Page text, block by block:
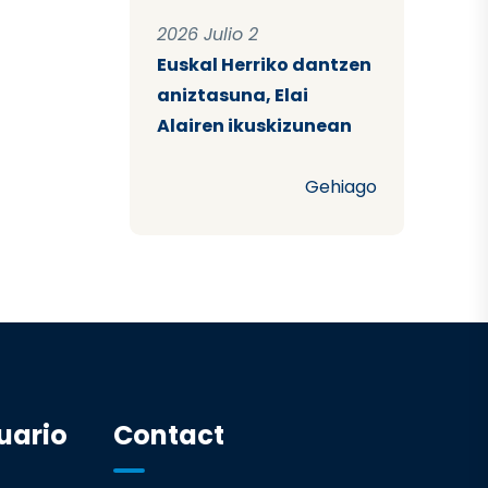
2026 Julio 2
Euskal Herriko dantzen
aniztasuna, Elai
Alairen ikuskizunean
Gehiago
Contact